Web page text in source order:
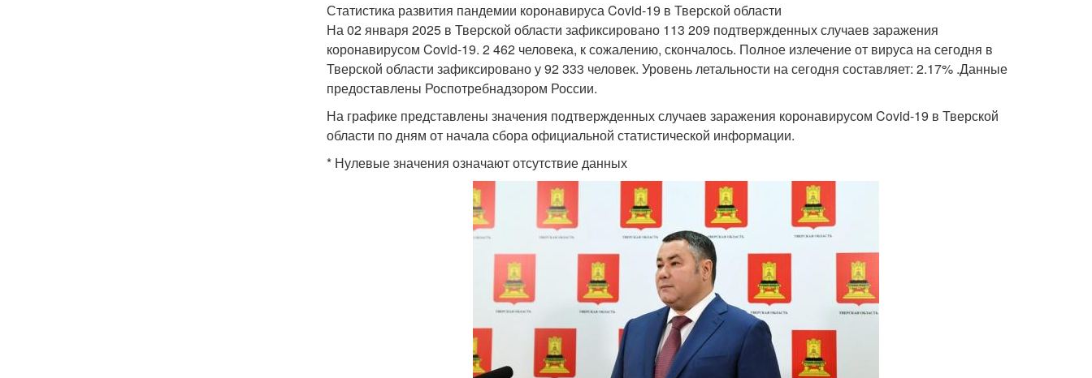
Статистика развития пандемии коронавируса Covid-19 в Тверской области
На 02 января 2025 в Тверской области зафиксировано 113 209 подтвержденных случаев заражения
коронавирусом Covid-19. 2 462 человека, к сожалению, скончалось. Полное излечение от вируса на сегодня в
Тверской области зафиксировано у 92 333 человек. Уровень летальности на сегодня составляет: 2.17% .Данные
предоставлены Роспотребнадзором России.
На графике представлены значения подтвержденных случаев заражения коронавирусом Covid-19 в Тверской
области по дням от начала сбора официальной статистической информации.
* Нулевые значения означают отсутствие данных